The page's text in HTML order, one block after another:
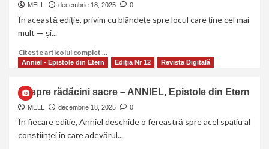
MELL decembrie 18, 2025 0
În această ediție, privim cu blândețe spre locul care ține cel mai
mult — și...
Citește articolul complet ...
Anniel - Epistole din Etern Ediția Nr 12 Revista Digitală
Despre rădăcini sacre – ANNIEL, Epistole din Etern
MELL decembrie 18, 2025 0
În fiecare ediție, Anniel deschide o fereastră spre acel spațiu al
conștiinței în care adevărul...